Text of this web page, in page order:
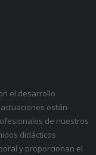
el desarrollo
están
de nuestros
didácticos
y proporcionan el